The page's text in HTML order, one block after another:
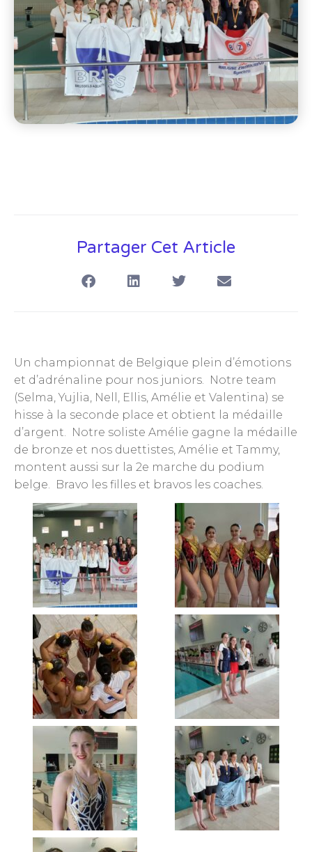
Partager Cet Article
Un championnat de Belgique plein d’émotions
et d’adrénaline pour nos juniors. Notre team
(Selma, Yujlia, Nell, Ellis, Amélie et Valentina) se
hisse à la seconde place et obtient la médaille
d’argent. Notre soliste Amélie gagne la médaille
de bronze et nos duettistes, Amélie et Tammy,
montent aussi sur la 2e marche du podium
belge. Bravo les filles et bravos les coaches.